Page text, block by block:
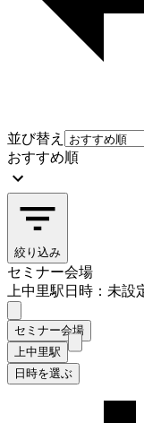
並び替え
おすすめ順
絞り込み
セミナー会場
上中里駅日時：未設
セミナー会場
上中里駅
日時を選ぶ